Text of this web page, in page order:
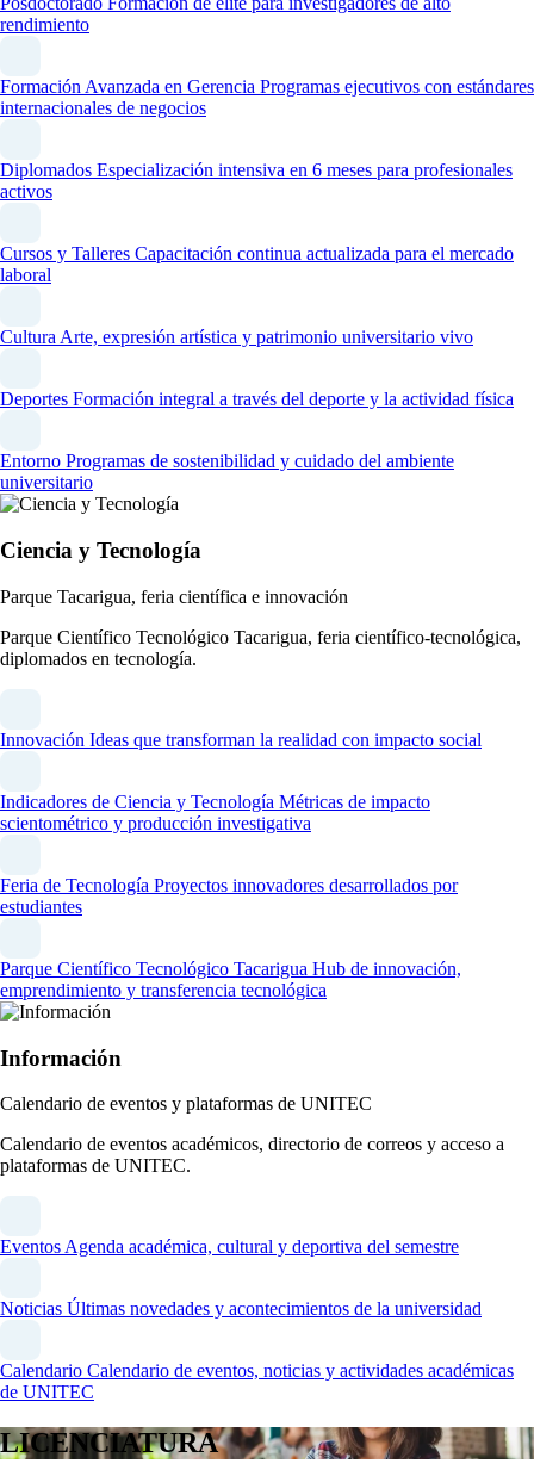
rendimiento
Formación Avanzada en Gerencia Programas ejecutivos con estándares
internacionales de negocios
Diplomados Especialización intensiva en 6 meses para profesionales
activos
Cursos y Talleres Capacitación continua actualizada para el mercado
laboral
CulturaArte, expresión artística y patrimonio universitario vivo
Deportes Formación integral a través del deporte y la actividad física
Entorno Programas de sostenibilidad y cuidado del ambiente
universitario
Ciencia y Tecnología
Parque Tacarigua, feria científica e innovación
Parque Científico Tecnológico Tacarigua, feria científico-tecnológica,
diplomados en tecnología.
Innovación Ideas que transforman la realidad con impacto social
Indicadores de Ciencia y Tecnología Métricas de impacto
scientométrico y producción investigativa
Feria de Tecnología Proyectos innovadores desarrollados por
estudiantes
Parque Científico Tecnológico Tacarigua Hub de innovación,
emprendimiento y transferencia tecnológica
Información
Calendario de eventos y plataformas de UNITEC
Calendario de eventos académicos, directorio de correos y acceso a
plataformas de UNITEC.
Eventos Agenda académica, cultural y deportiva del semestre
Noticias Últimas novedades y acontecimientos de la universidad
Calendario Calendario de eventos, noticias y actividades académicas
de UNITEC
LICENCIATURA